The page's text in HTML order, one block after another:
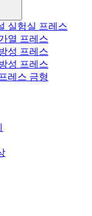
실험실 프레스
열 프레스
성 프레스
성 프레스
레스 금형